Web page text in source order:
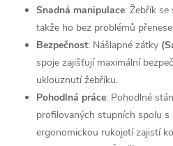
Snadná manipulace: Žebřík se
takže ho bez problémů
Bezpečnost: Nášlapné zátky
spoje zajišťují maximální
uklouznutí žebříku.
Pohodlná práce: Pohodlné
profilovaných stupních spolu
ergonomickou rukojetí zajistí